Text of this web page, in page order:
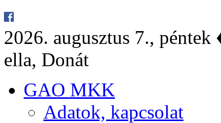
2026. au­gusz­tus 7.,
el­la, Do­nát
GAO MKK
Ada­tok, kap­cso­lat